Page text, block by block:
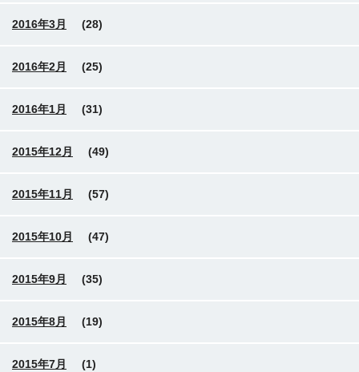
2016年3月 (28)
2016年2月 (25)
2016年1月 (31)
2015年12月 (49)
2015年11月 (57)
2015年10月 (47)
2015年9月 (35)
2015年8月 (19)
2015年7月 (1)